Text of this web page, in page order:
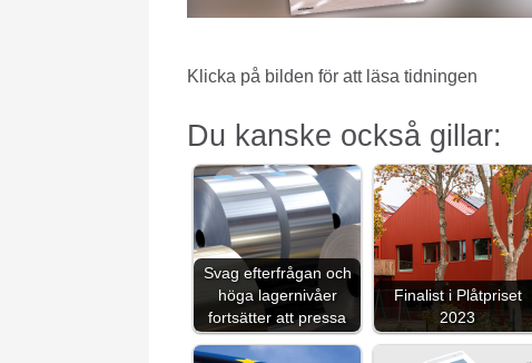
Klicka på bilden för att läsa tidningen
Du kanske också gillar:
Svag efterfrågan och
höga lagernivåer
fortsätter att pressa
Finalist i Plåtpriset
2023